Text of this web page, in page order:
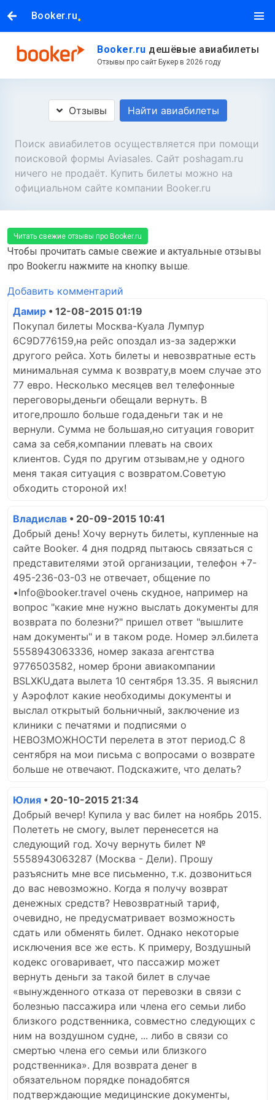
Booker.ru.
Booker.ru дешёвые авиабилеты
Отзывы про сайт Букер в 2026 году
Отзывы Найти авиабилеты
Поиск авиабилетов осуществляется при помощи
поисковой формы Aviasales. Сайт poshagam.ru
ничего не продаёт. Купить билеты можно на
официальном сайте компании Booker.ru
Читать свежие отзывы про Booker.ru
Чтобы прочитать самые свежие и актуальные отзывы
про Booker.ru нажмите на кнопку выше.
Добавить комментарий
Дамир • 12-08-2015 01:19
Покупал билеты Москва-Куала Лумпур
6С9D776159,на рейс опоздал из-за задержки
другого рейса. Хоть билеты и невозвратные есть
минимальная сумма к возврату,в моем случае это
77 евро. Несколько месяцев вел телефонные
переговоры,деньги обещали вернуть. В
итоге,прошло больше года,деньги так и не
вернули. Сумма не большая,но ситуация говорит
сама за себя,компании плевать на своих
клиентов. Судя по другим отзывам,не у одного
меня такая ситуация с возвратом.Советую
обходить стороной их!
Владислав • 20-09-2015 10:41
Добрый день! Хочу вернуть билеты, купленные на
сайте Booker. 4 дня подряд пытаюсь связаться с
представителями этой организации, телефон +7-
495-236-03-03 не отвечает, общение по
•Info@booker.travel очень скудное, например на
вопрос "какие мне нужно выслать документы для
возврата по болезни?" пришел ответ "вышлите
нам документы" и в таком роде. Номер эл.билета
5558943063336, номер заказа агентства
9776503582, номер брони авиакомпании
BSLXKU,дата вылета 10 сентября 13.35. Я выяснил
у Аэрофлот какие необходимы документы и
выслал открытый больничный, заключение из
клиники с печатями и подписями о
НЕВОЗМОЖНОСТИ перелета в этот период.С 8
сентября на мои письма с вопросами о возврате
больше не отвечают. Подскажите, что делать?
Юлия • 20-10-2015 21:34
Добрый вечер! Купила у вас билет на ноябрь 2015.
Полететь не смогу, вылет перенесется на
следующий год. Хочу вернуть билет №
5558943063287 (Москва - Дели). Прошу
разъяснить мне все письменно, т.к. дозвониться
до вас невозможно. Когда я получу возврат
денежных средств? Невозвратный тариф,
очевидно, не предусматривает возможность
сдать или обменять билет. Однако некоторые
исключения все же есть. К примеру, Воздушный
кодекс оговаривает, что пассажир может
вернуть деньги за такой билет в случае
«вынужденного отказа от перевозки в связи с
болезнью пассажира или члена его семьи либо
близкого родственника, совместно следующих с
ним на воздушном судне, ... либо в связи со
смертью члена его семьи или близкого
родственника». Для возврата денег в
обязательном порядке понадобятся
подтверждающие медицинские документы,